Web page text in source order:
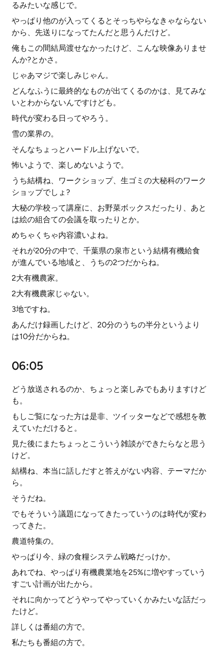
るみたいな感じで。
やっぱり他のが入ってくるとそっちやらなきゃならない
から、先送りになってたんだと思うんだけど。
俺もこの間結局渡せなかったけど、こんな映像ありませ
んか?とかさ。
じゃあマジで楽しみじゃん。
どんなふうに最終的なものが出てくるのかは、見てみな
いとわからないんですけども。
時代が変わる日ってやろう。
雪の業界の。
そんなちょっとハードル上げないで。
怖いようで、楽しめないようで。
うち結構ね、ワークショップ、生ゴミの大秘科のワーク
ショップでしょ?
大秘の学校って講座に、お野菜ボックスだったり、あと
は絵の組合ての会議を取ったりとか。
めちゃくちゃ内容濃いよね。
それが20分の中で、千葉県の泉市という結構有機給食
が進んでいる地域と、うちの2つだからね。
2大有機農家。
2大有機農家じゃない。
3地ですね。
あんだけ録画したけど、20分のうちの半分というより
は10分だからね。
06:05
どう放送されるのか、ちょっと楽しみでもありますけど
も。
もしご覧になった方は是非、ツイッターなどで感想を教
えていただけると。
見た後にまたちょっとこういう雑談ができたらなと思う
けど。
結構ね、本当に話しだすと答えがない内容、テーマだか
ら。
そうだね。
でもそういう議題になってきたっていうのは時代が変わ
ってきた。
農道特集の。
やっぱり今、緑の食糧システム戦略だっけか。
あれでね、やっぱり有機農業地を25%に増やすっていう
すごい計画が出たから。
それに向かってどうやってやっていくかみたいな話だっ
たけど。
詳しくは番組の方で。
私たちも番組の方で。